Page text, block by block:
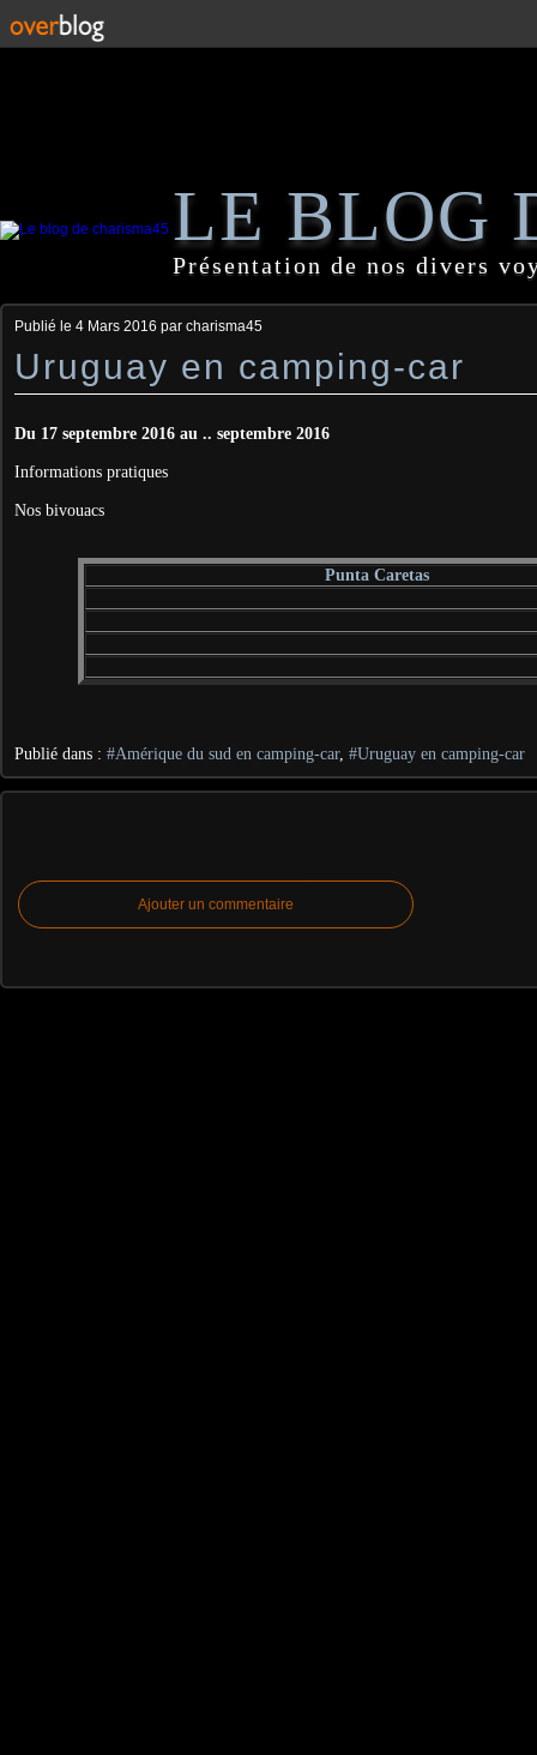
LE BLOG
Présentation de nos divers
Publié le 4 Mars 2016 par charisma45
Uruguay en camping-car
Du 17 septembre 2016 au .. septembre 2016
Informations pratiques
Nos bivouacs
Punta Caretas
Publié dans : #Amérique du sud en camping-car, #Uruguay en camping-car
Ajouter un commentaire